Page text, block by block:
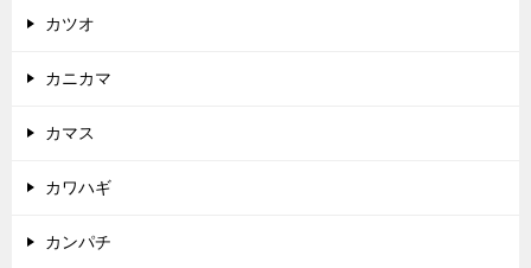
カツオ
カニカマ
カマス
カワハギ
カンパチ